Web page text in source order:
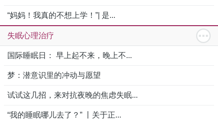
“妈妈！我真的不想上学！”| 是...
失眠心理治疗
国际睡眠日： 早上起不来，晚上不...
梦：潜意识里的冲动与愿望
试试这几招，来对抗夜晚的焦虑失眠...
“我的睡眠哪儿去了？” 丨关于正...